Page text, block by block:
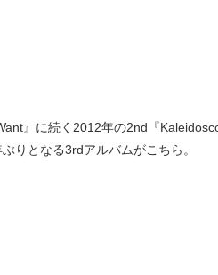
』に続く2012年の2nd『
りとなる3rdアルバムがこちら。